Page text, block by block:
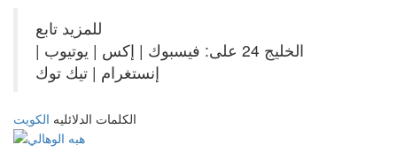
للمزيد تابع
الخليج 24 على: فيسبوك | إكس | يوتيوب |
إنستغرام | تيك توك
الكلمات الدلائليه الكويت